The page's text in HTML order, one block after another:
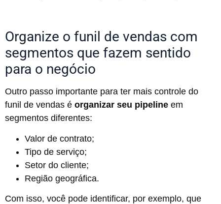
Organize o funil de vendas com
segmentos que fazem sentido
para o negócio
Outro passo importante para ter mais controle do
funil de vendas é organizar seu pipeline em
segmentos diferentes:
Valor de contrato;
Tipo de serviço;
Setor do cliente;
Região geográfica.
Com isso, você pode identificar, por exemplo, que